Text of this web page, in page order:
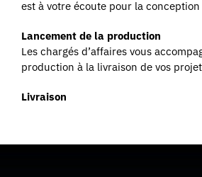
est à votre écoute pour la conception
Lancement de la production
Les chargés d’affaires vous
production à la livraison de vos
Livraison